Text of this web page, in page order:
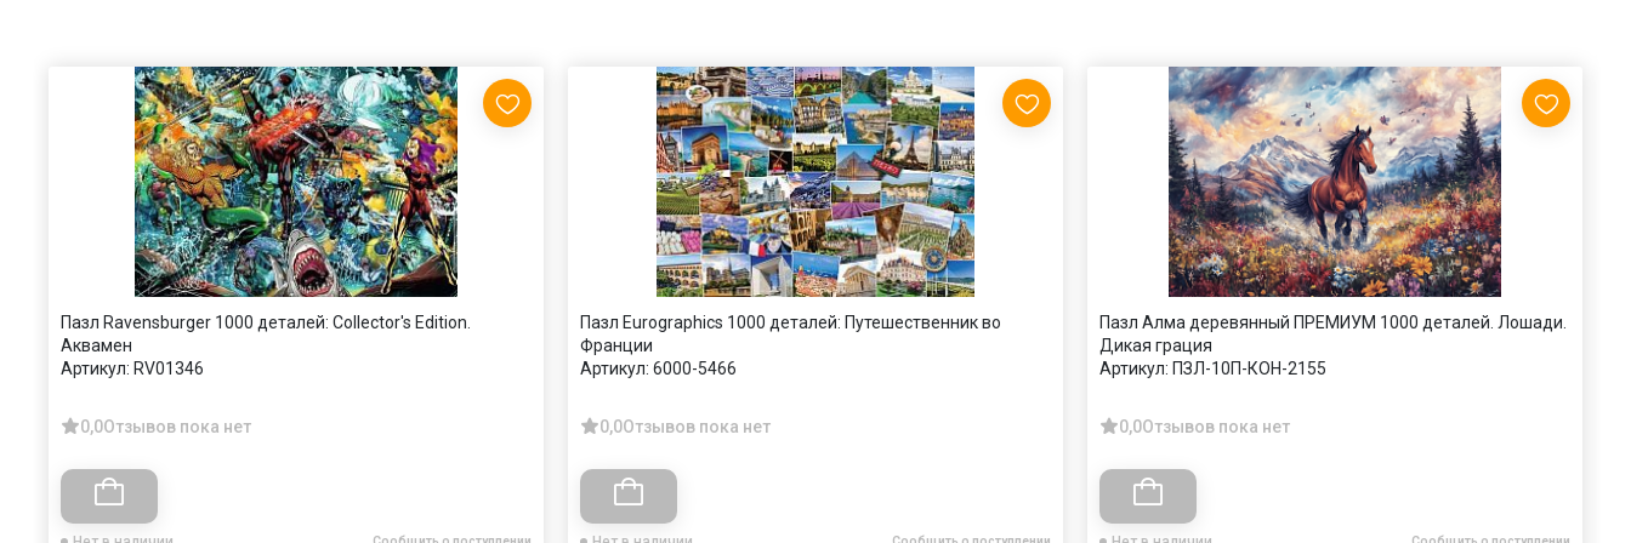
Пазл Ravensburger 1000 деталей: Collector's Edition.
Аквамен
Артикул: RV01346
0,0Отзывов пока нет
Пазл Eurographics 1000 деталей: Путешественник во
Франции
Артикул: 6000-5466
0,0Отзывов пока нет
Пазл Алма деревянный ПРЕМИУМ 1000 деталей. Лошади.
Дикая грация
Артикул: ПЗЛ-10П-КОН-2155
0,0Отзывов пока нет